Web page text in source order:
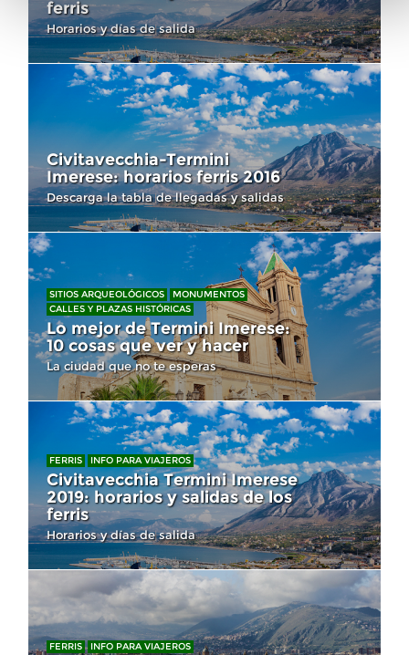
ferris
Horarios y días de salida
Civitavecchia-Termini
Imerese: horarios ferris 2016
Descarga la tabla de llegadas y salidas
SITIOS ARQUEOLÓGICOS
MONUMENTOS
CALLES Y PLAZAS HISTÓRICAS
Lo mejor de Termini Imerese:
10 cosas que ver y hacer
La ciudad que no te esperas
FERRIS INFO PARA VIAJEROS
Civitavecchia Termini Imerese
2019: horarios y salidas de los
ferris
Horarios y días de salida
FERRIS INFO PARA VIAJEROS